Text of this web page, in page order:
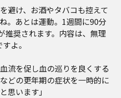
避け、お酒やタバコも控えて
。あとは運動。1週間に90分
推奨されます。内容は、無理
よ。
流を促し血の巡りを良くする
どの更年期の症状を一時的に
思います」